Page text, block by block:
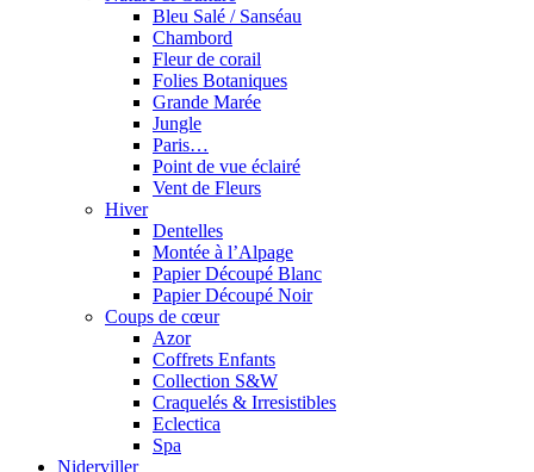
Bleu Salé / Sanséau
Chambord
Fleur de corail
Folies Botaniques
Grande Marée
Jungle
Paris…
Point de vue éclairé
Vent de Fleurs
Hiver
Dentelles
Montée à l’Alpage
Papier Découpé Blanc
Papier Découpé Noir
Coups de cœur
Azor
Coffrets Enfants
Collection S&W
Craquelés & Irresistibles
Eclectica
Spa
Niderviller